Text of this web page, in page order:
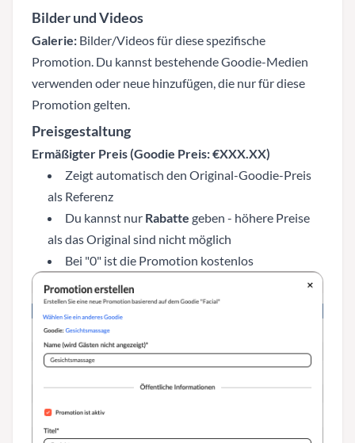
Bilder und Videos
Galerie: Bilder/Videos für diese spezifische
Promotion. Du kannst bestehende Goodie-Medien
verwenden oder neue hinzufügen, die nur für diese
Promotion gelten.
Preisgestaltung
Ermäßigter Preis (Goodie Preis: €XXX.XX)
Zeigt automatisch den Original-Goodie-Preis
als Referenz
Du kannst nur Rabatte geben - höhere Preise
als das Original sind nicht möglich
Bei "0" ist die Promotion kostenlos